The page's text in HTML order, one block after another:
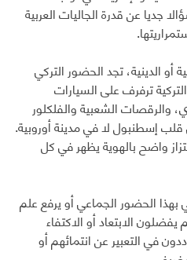
عن قدرة الجاليات العربية
أو الدينية، تجد الحضور التركي
ترفرف على السيارات
والرقصات الشعبية والفلكلور
إسطنبول لا في مدينة أوروبية.
واضح بالهوية يظهر في كل
بهذا الحضور الجماعي أو يرفع علم
الابتعاد أو الاكتفاء
في التعبير عن انتمائهم أو